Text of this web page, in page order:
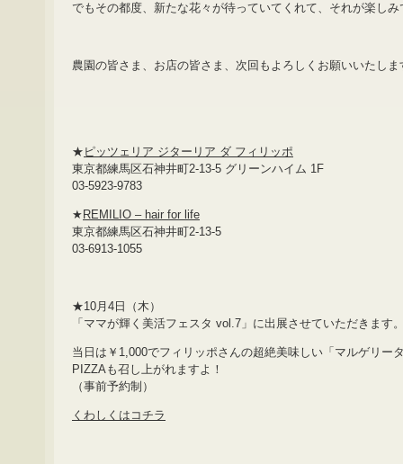
でもその都度、新たな花々が待っていてくれて、それが楽し
農園の皆さま、お店の皆さま、次回もよろしくお願いいたしま
★ ピッツェリア ジターリア ダ フィリッポ
東京都練馬区石神井町2-13-5 グリーンハイム 1F
03-5923-9783
★ REMILIO – hair for life
東京都練馬区石神井町2-13-5
03-6913-1055
★10月4日（木）
「ママが輝く美活フェスタ vol.7」に出展させていただきます
当日は￥1,000でフィリッポさんの超絶美味しい「マルゲリー
PIZZAも召し上がれますよ！
（事前予約制）
くわしくはコチラ